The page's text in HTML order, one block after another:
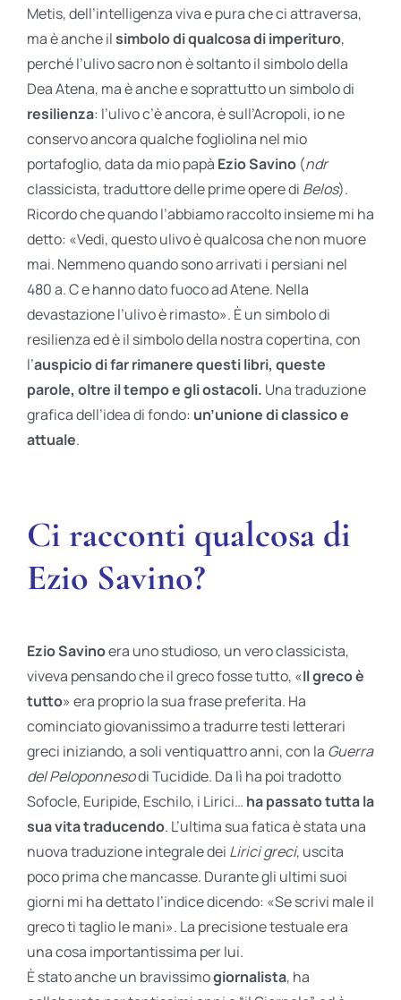
Metis, dell’intelligenza viva e pura che ci attraversa,
ma è anche ilsimbolo di qualcosa di imperituro,
perché l’ulivo sacro non è soltanto il simbolo della
Dea Atena, ma è anche e soprattutto un simbolo di
resilienza: l’ulivo c’è ancora, è sull’Acropoli, io ne
conservo ancora qualche fogliolina nel mio
portafoglio, data da mio papà Ezio Savino (ndr
classicista, traduttore delle prime opere di Belos).
Ricordo che quando l’abbiamo raccolto insieme mi ha
detto: «Vedi, questo ulivo è qualcosa che non muore
mai. Nemmeno quando sono arrivati i persiani nel
480 a. C e hanno dato fuoco ad Atene. Nella
devastazione l’ulivo è rimasto». È un simbolo di
resilienza ed è il simbolo della nostra copertina, con
l’auspicio di far rimanere questi libri, queste
parole, oltre il tempo e gli ostacoli. Una traduzione
grafica dell’idea di fondo: un’unione di classico e
attuale.
Ci racconti qualcosa di
Ezio Savino?
Ezio Savinoera uno studioso, un vero classicista,
viveva pensando che il greco fosse tutto, «Il greco è
tutto» era proprio la sua frase preferita. Ha
cominciato giovanissimo a tradurre testi letterari
greci iniziando, a soli ventiquattro anni, con la Guerra
del Peloponnesodi Tucidide. Da lì ha poi tradotto
Sofocle, Euripide, Eschilo, i Lirici… ha passato tutta la
sua vita traducendo. L’ultima sua fatica è stata una
nuova traduzione integrale dei Lirici greci, uscita
poco prima che mancasse. Durante gli ultimi suoi
giorni mi ha dettato l’indice dicendo: «Se scrivi male il
greco ti taglio le mani». La precisione testuale era
una cosa importantissima per lui.
È stato anche un bravissimogiornalista, ha